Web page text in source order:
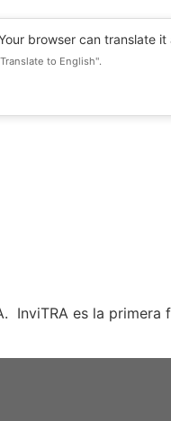
browser can translate
to English".
es la